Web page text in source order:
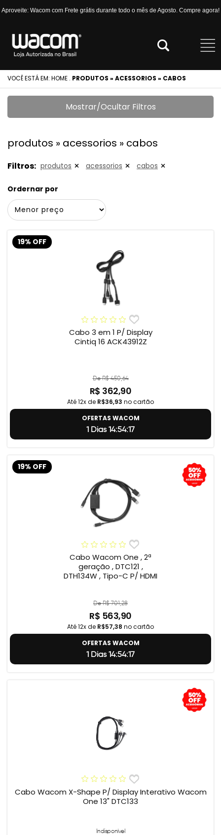
Aproveite: Wacom com Frete grátis durante todo o mês de Agosto. Compre agora!
VOCÊ ESTÁ EM: HOME . PRODUTOS » ACESSORIOS » CABOS
Mostrar/Ocultar Filtros
produtos » acessorios » cabos
Filtros: produtos acessorios cabos
Ordernar por
19% OFF
Cabo 3 em 1 P/ Display
Cintiq 16 ACK43912Z
De R$ 450,64
R$ 362,90
Até 12x de R$36,93 no cartão
OFERTAS WACOM
1 Dias 14:54:17
19% OFF
Cabo Wacom One , 2ª
geração , DTC121 ,
DTH134W , Tipo-C P/ HDMI
De R$ 701,28
R$ 563,90
Até 12x de R$57,38 no cartão
OFERTAS WACOM
1 Dias 14:54:17
Cabo Wacom X-Shape P/ Display Interativo Wacom
One 13" DTC133
Indisponível